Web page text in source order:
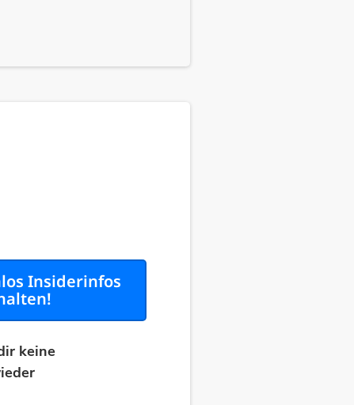
Insiderinfos
keine